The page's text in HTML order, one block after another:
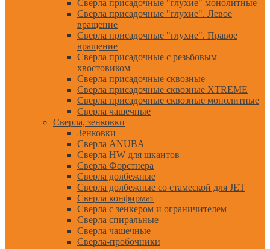
Сверла присадочные "глухие" монолитные
Сверла присадочные "глухие". Левое
вращение
Сверла присадочные "глухие". Правое
вращение
Сверла присадочные с резьбовым
хвостовиком
Сверла присадочные сквозные
Сверла присадочные сквозные XTREME
Сверла присадочные сквозные монолитные
Сверла чашечные
Сверла, зенковки
Зенковки
Сверла ANUBA
Сверла HW для шкантов
Сверла Форстнера
Сверла долбежные
Сверла долбежные со стамеской для JET
Сверла конфирмат
Сверла с зенкером и ограничителем
Сверла спиральные
Сверла чашечные
Сверла-пробочники